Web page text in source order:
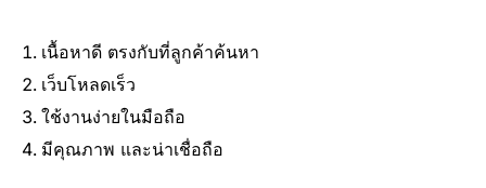
เนื้อหาดี ตรงกับที่ลูกค้าค้นหา
เว็บโหลดเร็ว
ใช้งานง่ายในมือถือ
มีคุณภาพ และน่าเชื่อถือ